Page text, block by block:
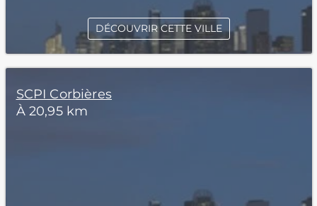
DÉCOUVRIR CETTE VILLE
SCPI Corbières
À 20,95 km